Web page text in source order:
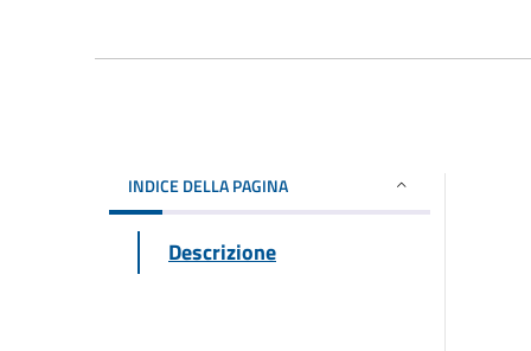
INDICE DELLA PAGINA
Descrizione